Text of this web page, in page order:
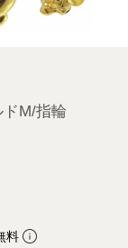
M/指輪
料